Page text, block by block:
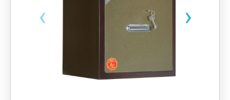
МЕТАЛЛИЧЕСКИЕ СТЕЛЛАЖИ
‹ ›